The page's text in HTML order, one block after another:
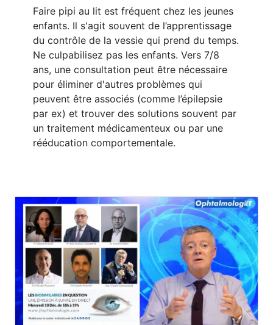
Faire pipi au lit est fréquent chez les jeunes
enfants. Il s'agit souvent de l’apprentissage
du contrôle de la vessie qui prend du temps.
Ne culpabilisez pas les enfants. Vers 7/8
ans, une consultation peut être nécessaire
pour éliminer d'autres problèmes qui
peuvent être associés (comme l’épilepsie
par ex) et trouver des solutions souvent par
un traitement médicamenteux ou par une
rééducation comportementale.